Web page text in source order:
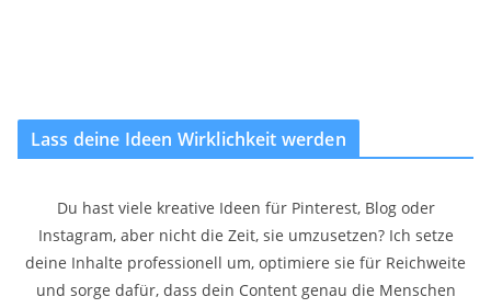
Lass deine Ideen Wirklichkeit werden
Du hast viele kreative Ideen für Pinterest, Blog oder
Instagram, aber nicht die Zeit, sie umzusetzen? Ich setze
deine Inhalte professionell um, optimiere sie für Reichweite
und sorge dafür, dass dein Content genau die Menschen